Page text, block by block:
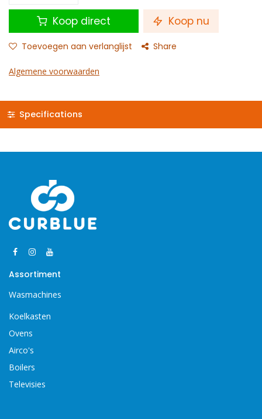
Koop direct Koop nu
Toevoegen aan verlanglijst Share
Algemene voorwaarden
Specifications
Assortiment
Wasmachines
Koelkasten
Ovens
Airco's
Boilers
Televisies